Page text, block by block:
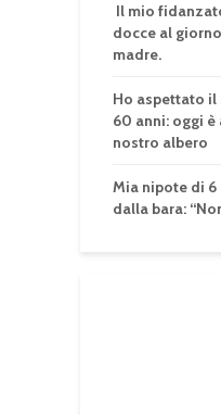
Il mio
docce al
madre.
Ho aspettato il
60 anni: oggi
nostro albero
Mia nipote di 6
dalla bara: